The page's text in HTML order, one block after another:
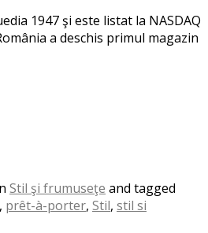
1947 şi este listat la NASDAQ
a deschis primul magazin
Stil şi frumuseţe and tagged
, prêt-à-porter, Stil, stil si